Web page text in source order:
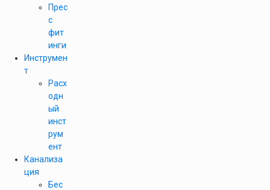
Прес
с
фит
инги
Инструмен
т
Расх
одн
ый
инст
рум
ент
Канализа
ция
Бес